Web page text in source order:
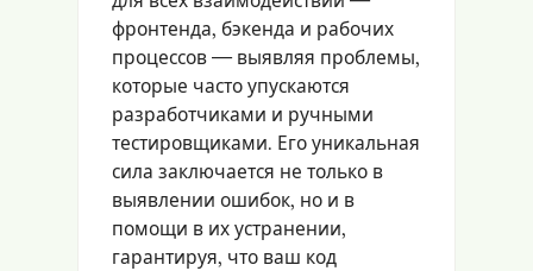
фронтенда, бэкенда и рабочих
процессов — выявляя проблемы,
которые часто упускаются
разработчиками и ручными
тестировщиками. Его уникальная
сила заключается не только в
выявлении ошибок, но и в
помощи в их устранении,
гарантируя, что ваш код